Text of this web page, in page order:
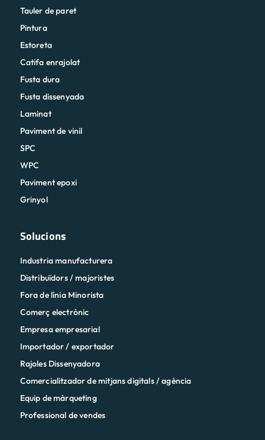
Tauler de paret
Pintura
Estoreta
Catifa enrajolat
Fusta dura
Fusta dissenyada
Laminat
Paviment de vinil
SPC
WPC
Paviment epoxi
Grinyol
Solucions
Industria manufacturera
Distribuïdors / majoristes
Fora de línia Minorista
Comerç electrònic
Empresa empresarial
Importador / exportador
Rajoles Dissenyadora
Comercialitzador de mitjans digitals / agència
Equip de màrqueting
Professional de vendes